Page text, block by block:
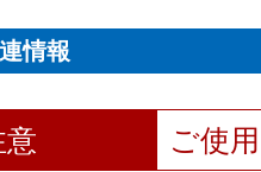
情報
意 ご使